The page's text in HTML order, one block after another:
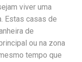
viver uma
Estas casas de
de
ou na zona
tempo que